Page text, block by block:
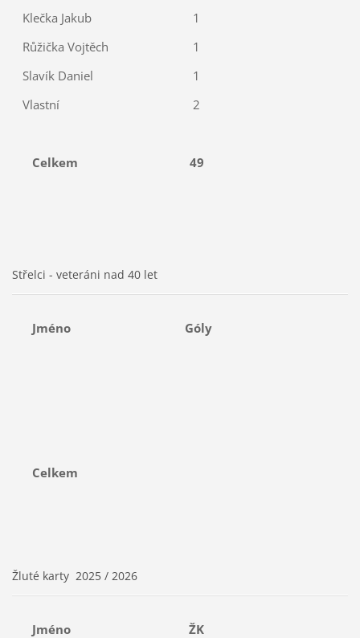
Klečka Jakub
1
Růžička Vojtěch
1
Slavík Daniel
1
Vlastní
2
Celkem 49
Střelci - veteráni nad 40 let
Jméno Góly
Celkem
Žluté karty 2025 / 2026
Jméno
ŽK